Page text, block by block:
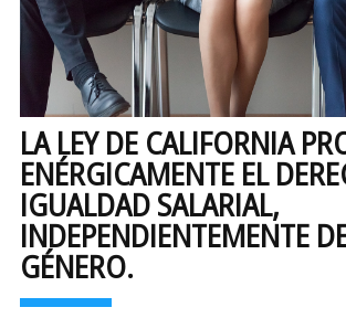
LA LEY DE CALIFORNIA
ENÉRGICAMENTE EL
IGUALDAD SALARIAL,
INDEPENDIENTEMENTE
GÉNERO.